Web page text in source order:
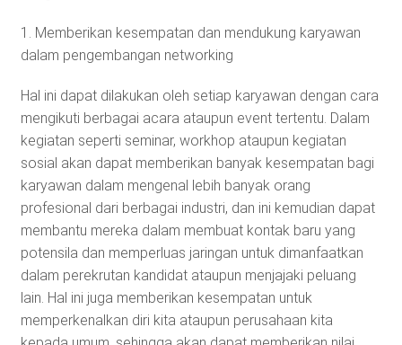
1. Memberikan kesempatan dan mendukung karyawan
dalam pengembangan networking
Hal ini dapat dilakukan oleh setiap karyawan dengan cara
mengikuti berbagai acara ataupun event tertentu. Dalam
kegiatan seperti seminar, workhop ataupun kegiatan
sosial akan dapat memberikan banyak kesempatan bagi
karyawan dalam mengenal lebih banyak orang
profesional dari berbagai industri, dan ini kemudian dapat
membantu mereka dalam membuat kontak baru yang
potensila dan memperluas jaringan untuk dimanfaatkan
dalam perekrutan kandidat ataupun menjajaki peluang
lain. Hal ini juga memberikan kesempatan untuk
memperkenalkan diri kita ataupun perusahaan kita